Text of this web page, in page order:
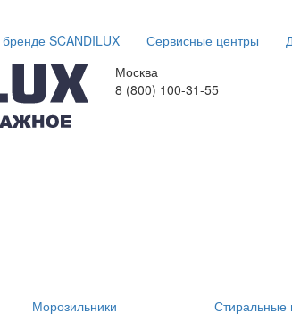
SCANDILUX Сервисные центры
Москва
8 (800) 100-31-55
Морозильники